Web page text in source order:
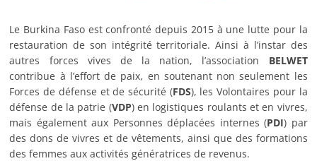
Le Burkina Faso est confronté depuis 2015 à une lutte pour la
restauration de son intégrité territoriale. Ainsi à l’instar des
autres forces vives de la nation, l’association BELWET
contribue à l’effort de paix, en soutenant non seulement les
Forces de défense et de sécurité (FDS), les Volontaires pour la
défense de la patrie (VDP) en logistiques roulants et en vivres,
mais également aux Personnes déplacées internes (PDI) par
des dons de vivres et de vêtements, ainsi que des formations
des femmes aux activités génératrices de revenus.